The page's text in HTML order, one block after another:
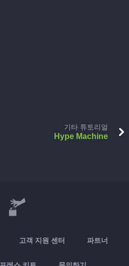
기타 튜토리얼
Hype Machine
고객 지원 센터 파트너